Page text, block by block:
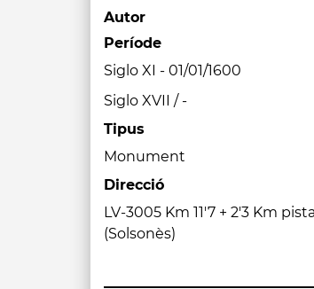
Autor
Període
Siglo XI - 01/01/1600
Siglo XVII / -
Tipus
Monument
Direcció
LV-3005 Km 11'7 + 2'3 Km
(Solsonès)